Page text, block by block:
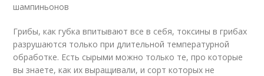
шампиньонов
Грибы, как губка впитывают все в себя, токсины в грибах
разрушаются только при длительной температурной
обработке. Есть сырыми можно только те, про которые
вы знаете, как их выращивали, и сорт которых не